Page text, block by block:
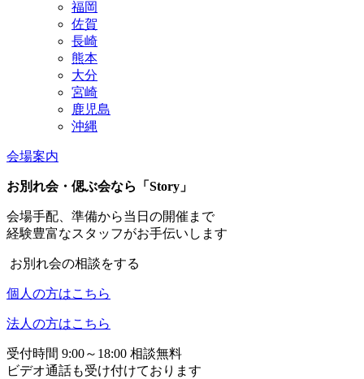
福岡
佐賀
長崎
熊本
大分
宮崎
鹿児島
沖縄
会場案内
お別れ会・偲ぶ会なら「Story」
会場手配、準備から当日の開催まで
経験豊富なスタッフがお手伝いします
お別れ会の相談をする
個人の方はこちら
法人の方はこちら
受付時間 9:00～18:00 相談無料
ビデオ通話も受け付けております